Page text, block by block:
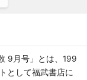
9月号」とは、199
として福武書店に